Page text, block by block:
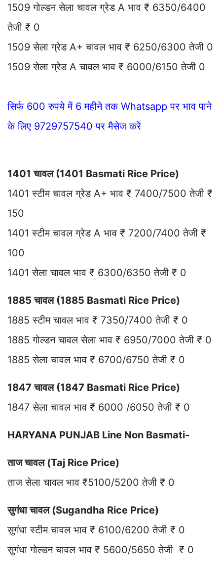
1509 गोल्डन सेला चावल ग्रेड A भाव ₹ 6350/6400
तेजी ₹ 0
1509 सेला ग्रेड A+ चावल भाव ₹ 6250/6300 तेजी 0
1509 सेला ग्रेड A चावल भाव ₹ 6000/6150 तेजी 0
सिर्फ 600 रुपये में 6 महीने तक Whatsapp पर भाव पाने
के लिए 9729757540 पर मैसेज करें
1401 चावल (1401 Basmati Rice Price)
1401 स्टीम चावल ग्रेड A+ भाव ₹ 7400/7500 तेजी ₹
150
1401 स्टीम चावल ग्रेड A भाव ₹ 7200/7400 तेजी ₹
100
1401 सेला चावल भाव ₹ 6300/6350 तेजी ₹ 0
1885 चावल (1885 Basmati Rice Price)
1885 स्टीम चावल भाव ₹ 7350/7400 तेजी ₹ 0
1885 गोल्डन चावल सेला भाव ₹ 6950/7000 तेजी ₹ 0
1885 सेला चावल भाव ₹ 6700/6750 तेजी ₹ 0
1847 चावल (1847 Basmati Rice Price)
1847 सेला चावल भाव ₹ 6000 /6050 तेजी ₹ 0
HARYANA PUNJAB Line Non Basmati-
ताज चावल (Taj Rice Price)
ताज सेला चावल भाव ₹5100/5200 तेजी ₹ 0
सुगंधा चावल (Sugandha Rice Price)
सुगंधा स्टीम चावल भाव ₹ 6100/6200 तेजी ₹ 0
सुगंधा गोल्डन चावल भाव ₹ 5600/5650 तेजी ₹ 0